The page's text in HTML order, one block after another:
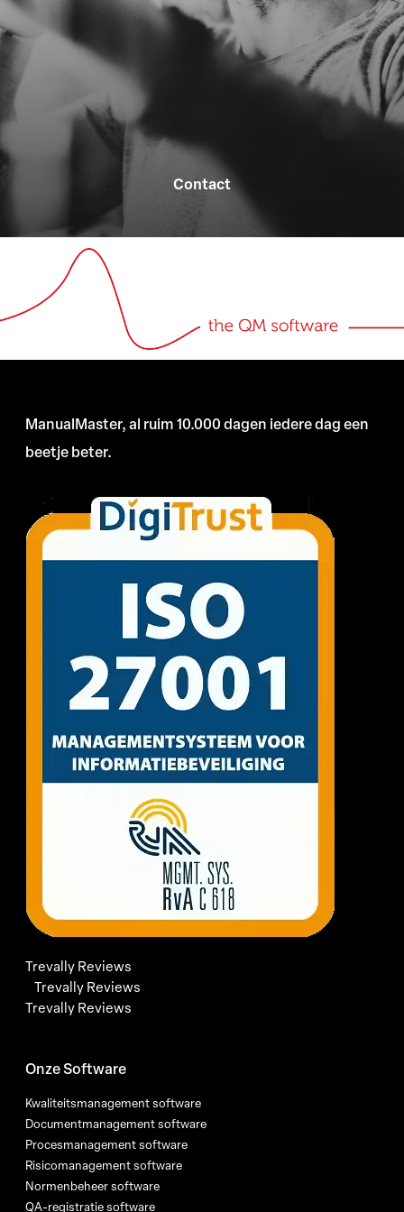
Contact
ManualMaster, al ruim 10.000 dagen iedere dag een
beetje beter.
Trevally Reviews
Trevally Reviews
Trevally Reviews
Onze Software
Kwaliteitsmanagement software
Documentmanagement software
Procesmanagement software
Risicomanagement software
Normenbeheer software
QA-registratie software